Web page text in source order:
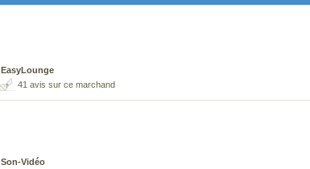
EasyLounge
41 avis sur ce marchand
Son-Vidéo